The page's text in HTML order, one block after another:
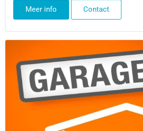
Meer info Contact